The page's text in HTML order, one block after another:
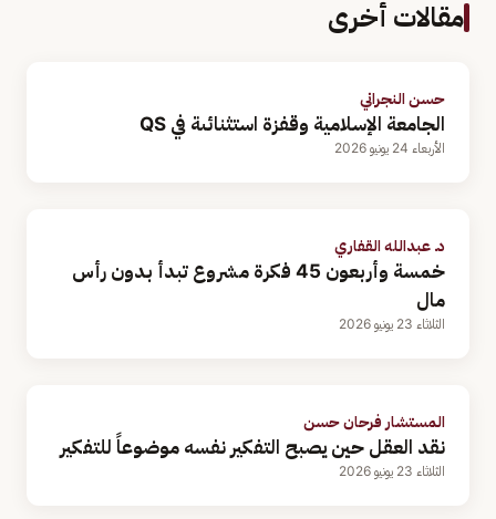
مقالات أخرى
حسن النجراني
الجامعة الإسلامية وقفزة استثنائىة في QS
الأربعاء 24 يونيو 2026
د. عبدالله القفاري
خمسة وأربعون 45 فكرة مشروع تبدأ بدون رأس
مال
الثلاثاء 23 يونيو 2026
المستشار فرحان حسن
نقد العقل حين يصبح التفكير نفسه موضوعاً للتفكير
الثلاثاء 23 يونيو 2026